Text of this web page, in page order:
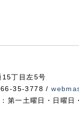
丁目左5号
35-3778 /
第一土曜日・日曜日